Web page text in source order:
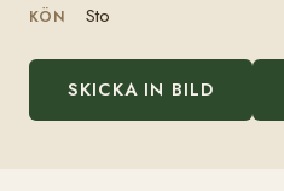
KÖN Sto
SKICKA IN BILD